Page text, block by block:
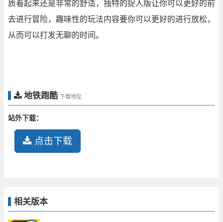
质看起来还是非常的舒适，独特的捉人版让你可以更好的前
去进行冒险，趣味性的玩法内容要你可以更好的进行放松，
从而可以打发无聊的时间。
地铁跑酷 下载地址
站外下载：
点击下载
相关版本